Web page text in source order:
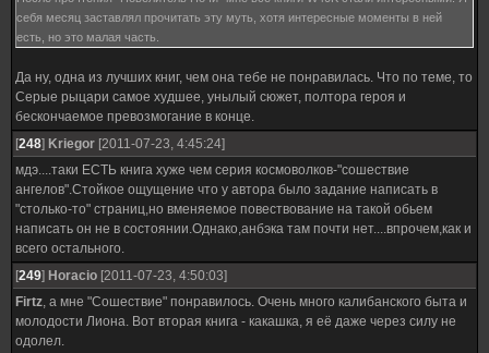
себя месяц заставлял прочитать эту муть, хотя интересные моменты в ней
есть, но это малая часть.
Да ну, одна из лучших книг, чем она тебе не понравилась. Что по теме, то
Серые рыцари самое худшее, унылый сюжет, полтора героя и
бескончаемое превозмогание в конце.
[248] Kriegor [2011-07-23, 4:45:24]
мдэ....таки ЕСТЬ книга хуже чем серия космоволков-"сошествие
ангелов".Стойкое ощущение что у автора было задание написать в
"столько-то" страниц,но вменяемое повествование на такой обьем
написать он не в состоянии.Однако,анбэка там почти нет....впрочем,как и
всего остального.
[249] Horacio [2011-07-23, 4:50:03]
Firtz, а мне "Сошествие" понравилось. Очень много калибанского быта и
молодости Лиона. Вот вторая книга - какашка, я её даже через силу не
одолел.